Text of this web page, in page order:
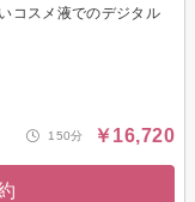
コスメ液でのデジタル
150分 ￥16,720